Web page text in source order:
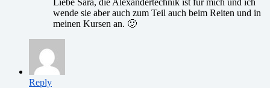
wende sie aber auch zum Teil auch beim Reiten und in
meinen Kursen an. 🙂
Reply